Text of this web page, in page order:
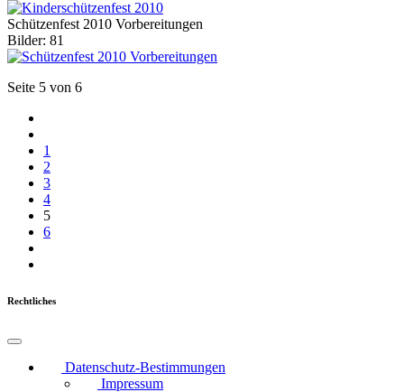
Schützenfest 2010 Vorbereitungen
Bilder: 81
Seite 5 von 6
1
2
3
4
5
6
Rechtliches
Datenschutz-Bestimmungen
Impressum